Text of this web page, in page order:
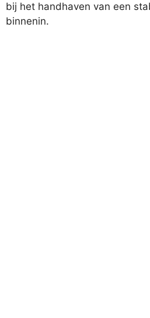
bij het handhaven van een
binnenin.